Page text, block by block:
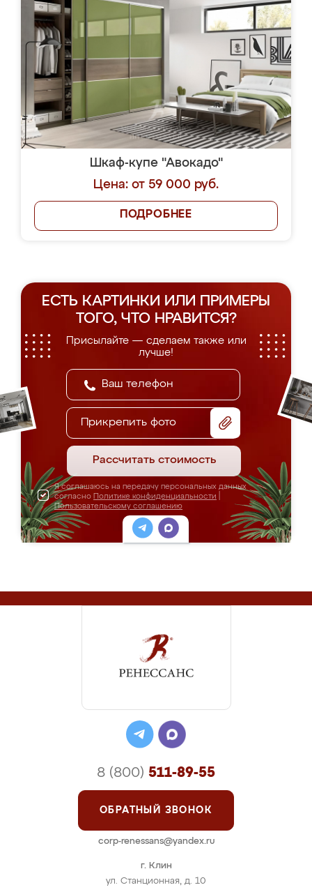
Шкаф-купе "Авокадо"
Цена: от 59 000 руб.
ПОДРОБНЕЕ
ЕСТЬ КАРТИНКИ ИЛИ ПРИМЕРЫ
ТОГО, ЧТО НРАВИТСЯ?
Присылайте — сделаем также или
лучше!
Прикрепить фото
Рассчитать стоимость
Я соглашаюсь на передачу персональных данных
согласно Политике конфиденциальности
Пользовательскому соглашению
г. Клин
ул. Станционная, д. 10
8 (800) 511-89-55
ОБРАТНЫЙ ЗВОНОК
corp-renessans@yandex.ru